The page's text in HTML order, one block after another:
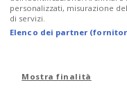
personalizzati, misurazione
di servizi.
Elenco dei partner
Mostra finalità